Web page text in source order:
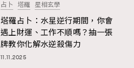
占卜 塔羅 星相玄學
塔羅占卜：水星逆行期間，你會
遇上財運、工作不順嗎？抽一張
牌教你化解水逆殺傷力
11.11.2025